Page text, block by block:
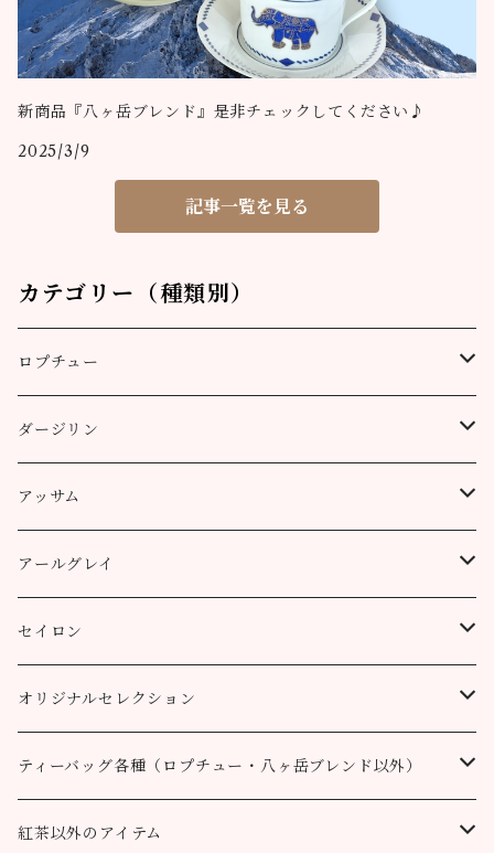
新商品『八ヶ岳ブレンド』是非チェックしてください♪
2025/3/9
記事一覧を見る
カテゴリー（種類別）
ロプチュー
缶（リーフ）
ティーバッグ
3個
10個
アルミ袋（リーフ）
100g
200g
ティーポット用ティーバッグ
ダージリン
プッタボン茶園
50g
100g
ハッピーバレー茶園
50g
100g
キャッスルトン茶園
50g
100g
ロヒーニ茶園
50g
100g
アッサム
リーフ
100g
200g
CTC
100g
200g
アールグレイ
アールグレイ
100g
200g
アールグレイ・オリジナルブレンド
100g
200g
セイロン
ウバ
100g
200g
ルフナ
100g
オリジナルセレクション
八ヶ岳ブレンド
ティーバッグ30個入り
オーガニック （テミ茶園）
ティーバッグ各種（ロプチュー・八ヶ岳ブレンド以外）
ティーバッグ10個
紅茶以外のアイテム